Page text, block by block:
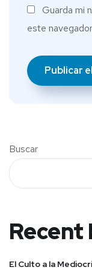
Guarda mi
este
Buscar
Recent
El Culto a la